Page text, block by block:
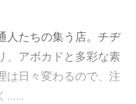
人たちの集う店。チヂ
、アボカドと多彩な素
は日々変わるので、注
......